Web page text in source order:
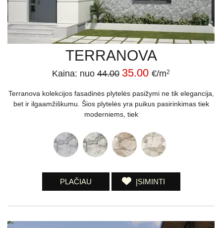
TERRANOVA
Kaina: nuo 44.00 35.00 €/m2
Terranova kolekcijos fasadinės plytelės pasižymi ne tik elegancija,
bet ir ilgaamžiškumu. Šios plytelės yra puikus pasirinkimas tiek
moderniems, tiek
PLAČIAU ĮSIMINTI